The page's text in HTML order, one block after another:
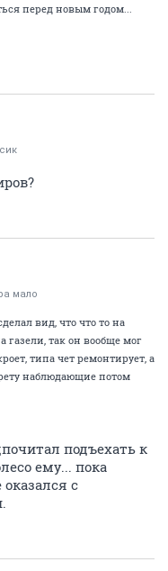
перед новым годом...
мало
вид, что что то на
газели, так он вообще мог
типа чет ремонтирует, а
наблюдающие потом
подъехать к
ему... пока
с